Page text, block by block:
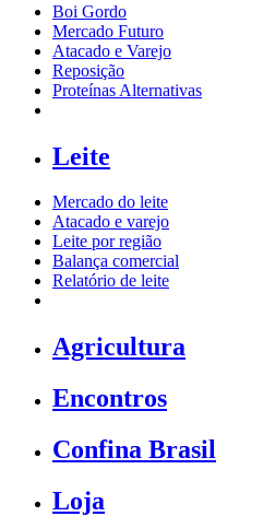
Boi Gordo
Mercado Futuro
Atacado e Varejo
Reposição
Proteínas Alternativas
Leite
Mercado do leite
Atacado e varejo
Leite por região
Balança comercial
Relatório de leite
Agricultura
Encontros
Confina Brasil
Loja